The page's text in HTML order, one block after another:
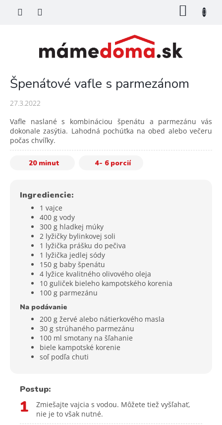
Špenátové vafle s parmezánom
27.3.2022
Vafle naslané s kombináciou špenátu a parmezánu vás
dokonale zasýtia. Lahodná pochúťka na obed alebo večeru
počas chvíľky.
20 minut 4- 6 porcií
Ingrediencie:
1 vajce
400 g vody
300 g hladkej múky
2 lyžičky bylinkovej soli
1 lyžička prášku do pečiva
1 lyžička jedlej sódy
150 g baby špenátu
4 lyžice kvalitného olivového oleja
10 guliček bieleho kampotského korenia
100 g parmezánu
Na podávanie
200 g žervé alebo nátierkového masla
30 g strúhaného parmezánu
100 ml smotany na šľahanie
biele kampotské korenie
soľ podľa chuti
Postup:
1
Zmiešajte vajcia s vodou. Môžete tiež vyšľahať,
nie je to však nutné.